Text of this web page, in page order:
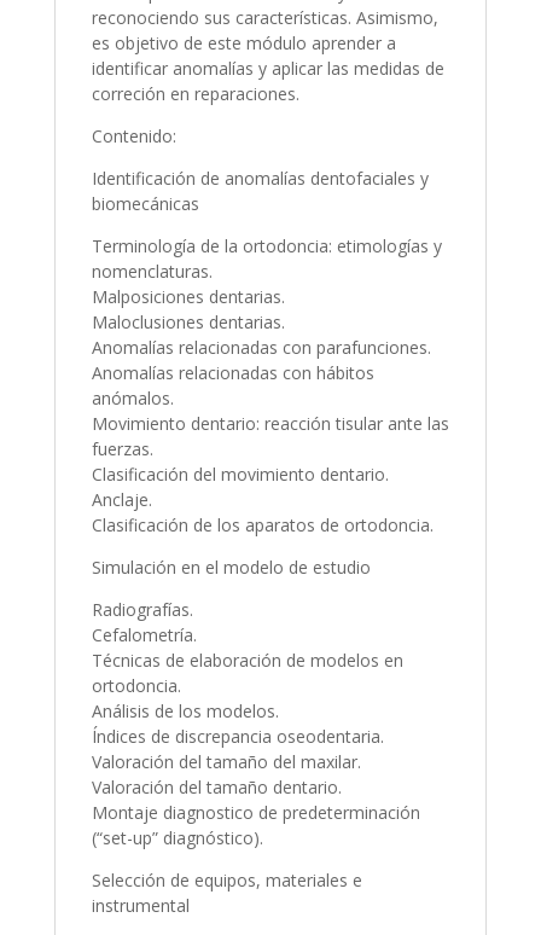
reconociendo sus características. Asimismo,
es objetivo de este módulo aprender a
identificar anomalías y aplicar las medidas de
correción en reparaciones.
Contenido:
Identificación de anomalías dentofaciales y
biomecánicas
Terminología de la ortodoncia: etimologías y
nomenclaturas.
Malposiciones dentarias.
Maloclusiones dentarias.
Anomalías relacionadas con parafunciones.
Anomalías relacionadas con hábitos
anómalos.
Movimiento dentario: reacción tisular ante las
fuerzas.
Clasificación del movimiento dentario.
Anclaje.
Clasificación de los aparatos de ortodoncia.
Simulación en el modelo de estudio
Radiografías.
Cefalometría.
Técnicas de elaboración de modelos en
ortodoncia.
Análisis de los modelos.
Índices de discrepancia oseodentaria.
Valoración del tamaño del maxilar.
Valoración del tamaño dentario.
Montaje diagnostico de predeterminación
(“set-up” diagnóstico).
Selección de equipos, materiales e
instrumental